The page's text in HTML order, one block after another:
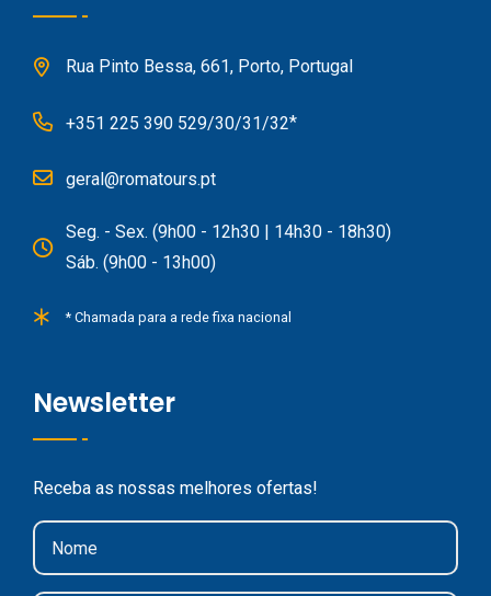
Rua Pinto Bessa, 661, Porto, Portugal
+351 225 390 529/30/31/32*
geral@romatours.pt
Seg. - Sex. (9h00 - 12h30 | 14h30 - 18h30)
Sáb. (9h00 - 13h00)
* Chamada para a rede fixa nacional
Newsletter
Receba as nossas melhores ofertas!